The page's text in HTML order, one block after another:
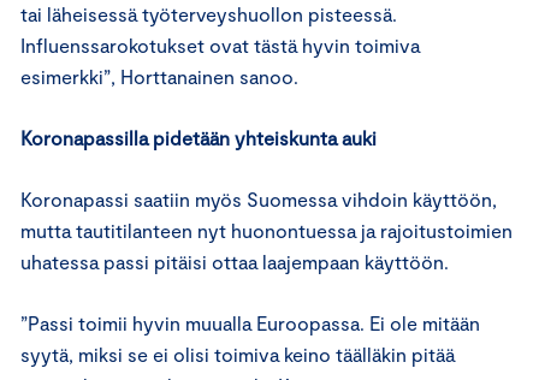
tai läheisessä työterveyshuollon pisteessä.
Influenssarokotukset ovat tästä hyvin toimiva
esimerkki”, Horttanainen sanoo.
Koronapassilla pidetään yhteiskunta auki
Koronapassi saatiin myös Suomessa vihdoin käyttöön,
mutta tautitilanteen nyt huonontuessa ja rajoitustoimien
uhatessa passi pitäisi ottaa laajempaan käyttöön.
”Passi toimii hyvin muualla Euroopassa. Ei ole mitään
syytä, miksi se ei olisi toimiva keino täälläkin pitää